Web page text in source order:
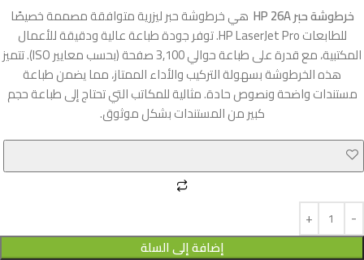
خرطوشة حبر HP 26A
هي خرطوشة حبر ليزرية متوافقة مصممة خصيصًا
للطابعات HP LaserJet Pro. توفر جودة طباعة عالية ودقيقة للأعمال
المكتبية، مع قدرة على طباعة حوالي 3,100 صفحة (بحسب معايير ISO). تتميز
هذه الخرطوشة بسهولة التركيب والأداء الممتاز، مما يضمن طباعة
مستندات واضحة ونصوص حادة. مثالية للمكاتب التي تحتاج إلى طباعة حجم
كبير من المستندات بشكل موثوق.
إضافة إلى السلة